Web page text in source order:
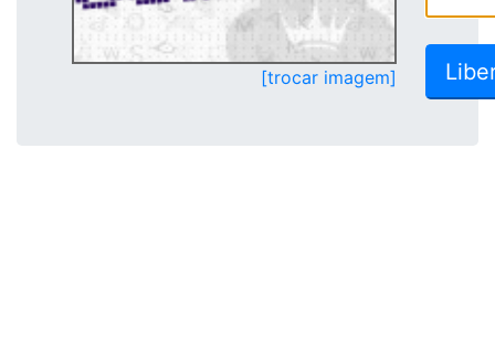
[trocar imagem]